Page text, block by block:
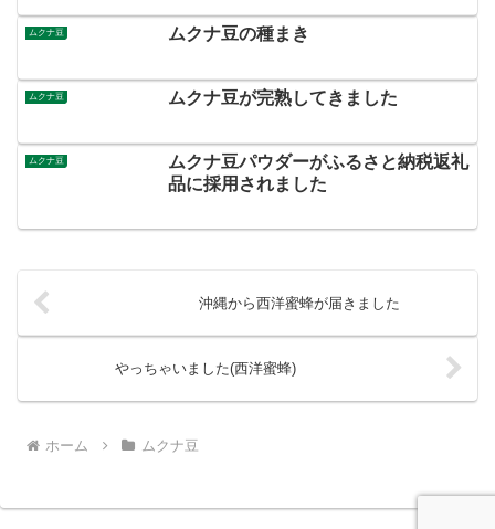
ムクナ豆 ムクナ豆の種まき
ムクナ豆 ムクナ豆が完熟してきました
ムクナ豆
ムクナ豆パウダーがふるさと納税返礼
品に採用されました
沖縄から西洋蜜蜂が届きました
やっちゃいました(西洋蜜蜂)
ホーム ムクナ豆